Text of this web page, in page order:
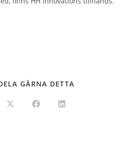
GÄRNA DETTA